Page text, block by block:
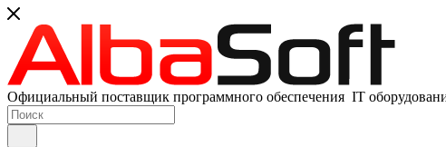
Официальный поставщик программного обеспечения IT